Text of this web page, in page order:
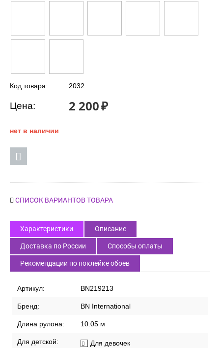
Код товара: 2032
Цена: 2 200₽
нет в наличии
СПИСОК ВАРИАНТОВ ТОВАРА
Характеристики Описание
Доставка по России Способы оплаты
Рекомендации по поклейке обоев
Артикул: BN219213
Бренд: BN International
Длина рулона: 10.05 м
Для детской:
Для девочек